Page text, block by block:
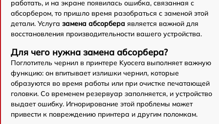
работать, и на экране появилась ошибка, связанная с
абсорбером, то пришло время разобраться с заменой этой
детали. Услуга замена абсорбера является важной для
восстановления производительности вашего устройства.
Для чего нужна замена абсорбера?
Поглотитель чернил в принтере Kyocera выполняет важную
функцию: он впитывает излишки чернил, которые
образуются во время работы или при очистке печатающей
головки. Со временем резервуар заполняется, и устройство
выдает ошибку. Игнорирование этой проблемы может
привести к повреждению принтера и другим поломкам.